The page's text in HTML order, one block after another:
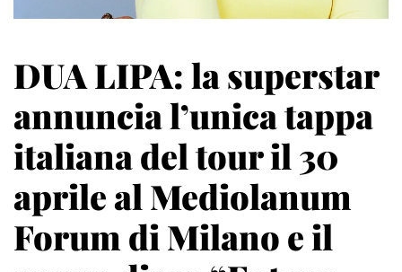
DUA LIPA: la superstar
annuncia l’unica tappa
italiana del tour il 30
aprile al Mediolanum
Forum di Milano e il